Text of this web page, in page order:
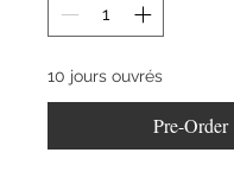
10 jours ouvrés
Pre-Order